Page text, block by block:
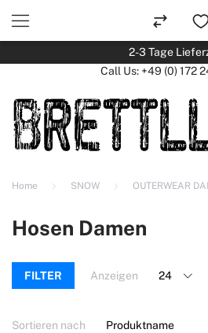
2-3 Tage
Call Us: +49 (0) 172
Home SNOW OUTERWEAR
Hosen Damen
FILTER
Sortieren nach
Anzeigen